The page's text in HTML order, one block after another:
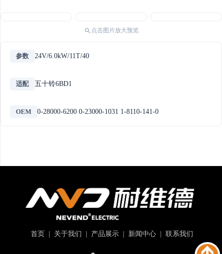
点击图片放大预览
参数 24V/6.0kW/11T/40
适配 五十铃6BD1
OEM 0-28000-6200 0-23000-1031 1-8110-141-0
首页 关于我们 产品展示| 新闻中心| 联系我们